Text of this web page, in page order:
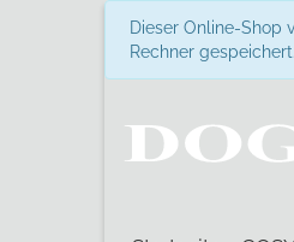
Dieser Online-Shop
Rechner